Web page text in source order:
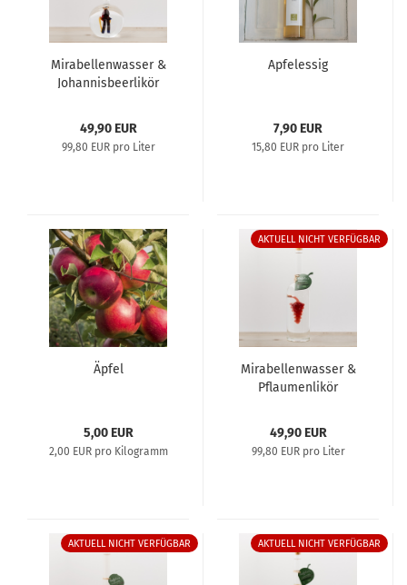
Mi­ra­bel­len­was­ser &
Jo­han­nis­beer­li­kör
49,90 EUR
99,80 EUR pro Liter
Ap­fel­es­sig
7,90 EUR
15,80 EUR pro Liter
Äpfel
5,00 EUR
2,00 EUR pro Kilogramm
AKTUELL NICHT VERFÜGBAR
Mi­ra­bel­len­was­ser &
Pflau­men­li­kör
49,90 EUR
99,80 EUR pro Liter
AKTUELL NICHT VERFÜGBAR AKTUELL NICHT VERFÜGBAR